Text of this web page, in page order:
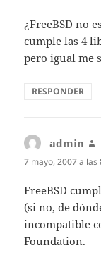
¿FreeBSD no
cumple las 4
pero igual me
RESPONDER
admin
7 mayo, 2007 a las
FreeBSD
(si no, de
incompatible
Foundation.